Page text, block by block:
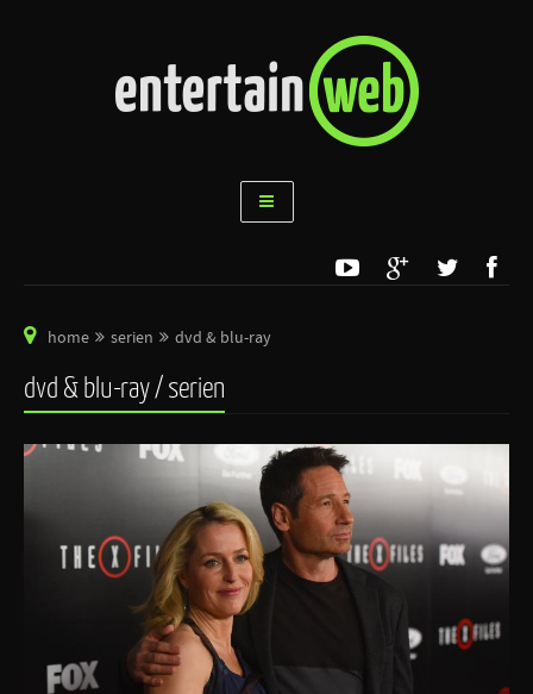
home serien dvd & blu-ray
dvd & blu-ray / serien